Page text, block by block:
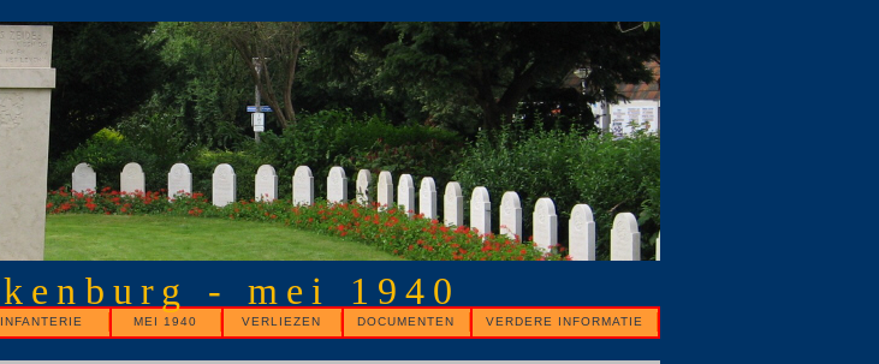
- mei 1940
MEI 1940 VERLIEZEN DOCUMENTEN VERDERE INFORMATIE